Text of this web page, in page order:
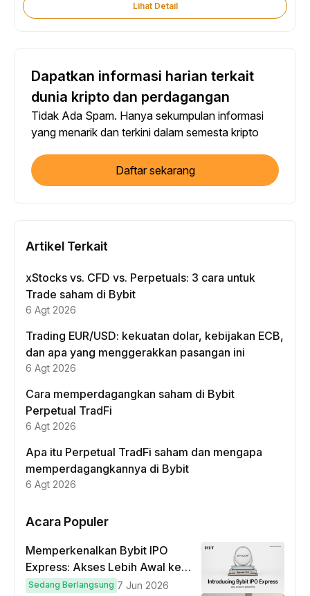
Lihat Detail
Dapatkan informasi harian terkait
dunia kripto dan perdagangan
Tidak Ada Spam. Hanya sekumpulan informasi
yang menarik dan terkini dalam semesta kripto
Daftar sekarang
Artikel Terkait
xStocks vs. CFD vs. Perpetuals: 3 cara untuk
Trade saham di Bybit
6 Agt 2026
Trading EUR/USD: kekuatan dolar, kebijakan ECB,
dan apa yang menggerakkan pasangan ini
6 Agt 2026
Cara memperdagangkan saham di Bybit
Perpetual TradFi
6 Agt 2026
Apa itu Perpetual TradFi saham dan mengapa
memperdagangkannya di Bybit
6 Agt 2026
Acara Populer
Memperkenalkan Bybit IPO
Express: Akses Lebih Awal ke
IPO Global!
Sedang Berlangsung 7 Jun 2026